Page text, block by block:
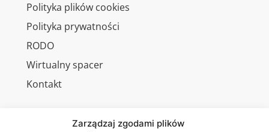
Zarządzaj zgodami plików
Polityka plików cookies
Polityka prywatności
RODO
Wirtualny spacer
Kontakt